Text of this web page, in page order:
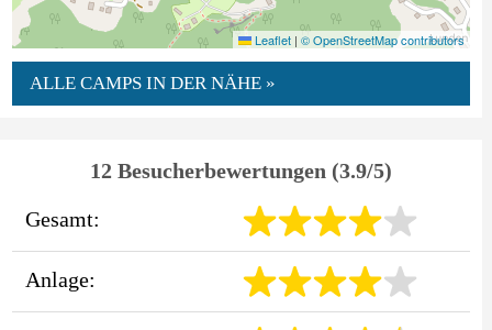
Leaflet | © OpenStreetMap contributors
ALLE CAMPS IN DER NÄHE »
12 Besucherbewertungen (3.9/5)
Gesamt:
Anlage: